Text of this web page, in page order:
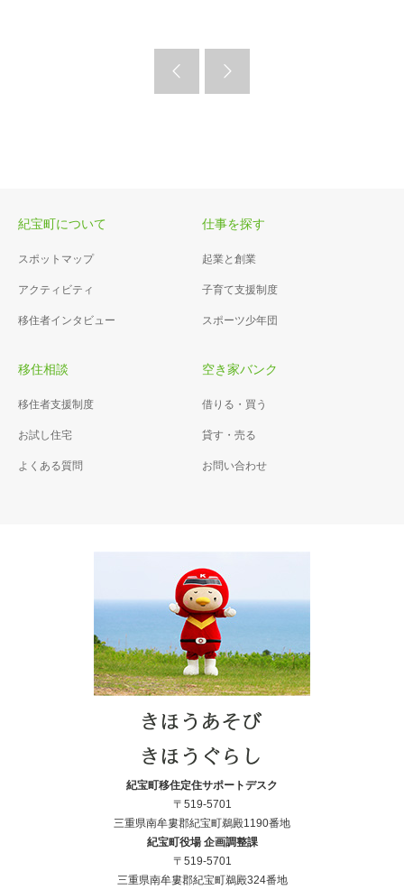
紀宝町について
スポットマップ
アクティビティ
移住者インタビュー
仕事を探す
起業と創業
子育て支援制度
スポーツ少年団
移住相談
移住者支援制度
お試し住宅
よくある質問
空き家バンク
借りる・買う
貸す・売る
お問い合わせ
紀宝町移住定住サポートデスク
〒519-5701
三重県南牟婁郡紀宝町鵜殿1190番地
紀宝町役場 企画調整課
〒519-5701
三重県南牟婁郡紀宝町鵜殿324番地